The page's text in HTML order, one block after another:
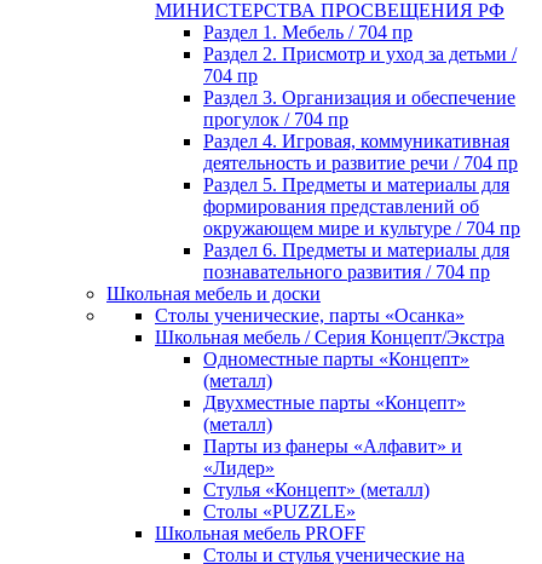
МИНИСТЕРСТВА ПРОСВЕЩЕНИЯ РФ
Раздел 1. Мебель / 704 пр
Раздел 2. Присмотр и уход за детьми /
704 пр
Раздел 3. Организация и обеспечение
прогулок / 704 пр
Раздел 4. Игровая, коммуникативная
деятельность и развитие речи / 704 пр
Раздел 5. Предметы и материалы для
формирования представлений об
окружающем мире и культуре / 704 пр
Раздел 6. Предметы и материалы для
познавательного развития / 704 пр
Школьная мебель и доски
Столы ученические, парты «Осанка»
Школьная мебель / Серия Концепт/Экстра
Одноместные парты «Концепт»
(металл)
Двухместные парты «Концепт»
(металл)
Парты из фанеры «Алфавит» и
«Лидер»
Стулья «Концепт» (металл)
Столы «PUZZLE»
Школьная мебель PROFF
Столы и стулья ученические на